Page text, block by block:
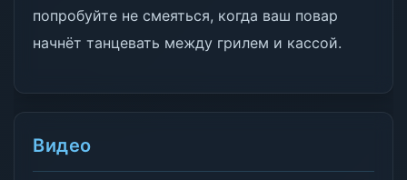
попробуйте не смеяться, когда ваш повар
начнёт танцевать между грилем и кассой.
Видео